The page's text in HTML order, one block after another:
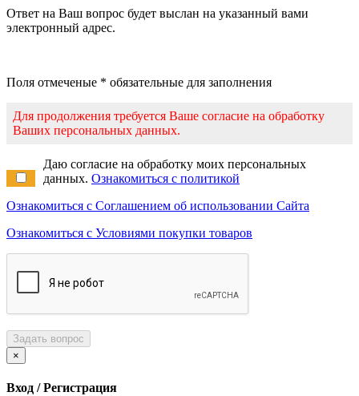
Ответ на Ваш вопрос будет выслан на указанный вами
электронный адрес.
Поля отмеченые * обязательные для заполнения
Для продолжения требуется Ваше согласие на обработку
Ваших персональных данных.
Даю согласие на обработку моих персональных
данных. Ознакомиться с политикой
Ознакомиться с Соглашением об использовании Сайта
Ознакомиться с Условиями покупки товаров
Задать вопрос
×
Вход / Регистрация